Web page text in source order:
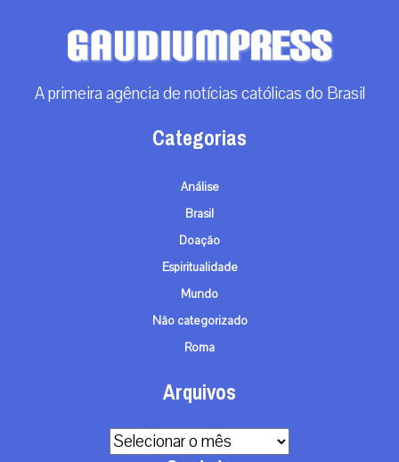
A primeira agência de notícias católicas do Brasil
Categorias
Análise
Brasil
Doação
Espiritualidade
Mundo
Não categorizado
Roma
Arquivos
Arquivos